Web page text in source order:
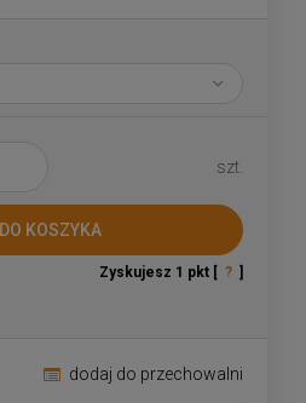
szt.
DO KOSZYKA
Zyskujesz 1 pkt [ ? ]
dodaj do przechowalni